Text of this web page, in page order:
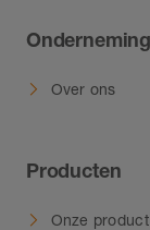
Onderneming
Over ons
Producten
Onze